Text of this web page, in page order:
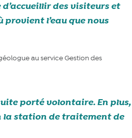
des visiteurs et
provient l’eau que nous
au service Gestion des
porté volontaire. En plus,
la station de traitement de